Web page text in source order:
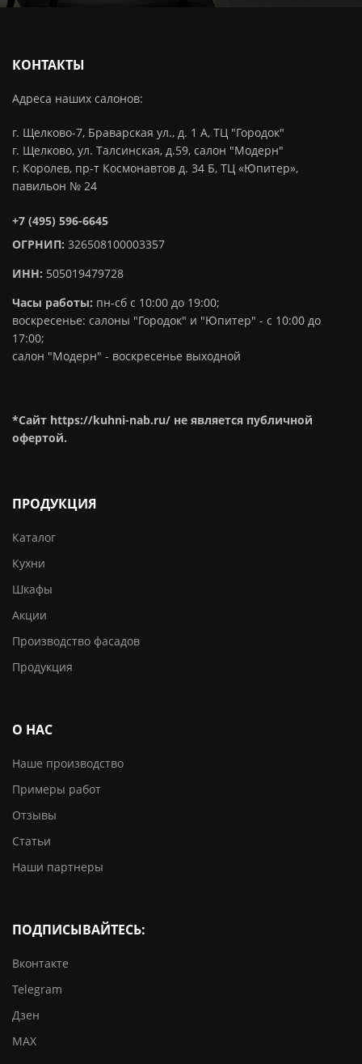
КОНТАКТЫ
Адреса наших салонов:
г. Щелково-7, Браварская ул., д. 1 А, ТЦ "Городок"
г. Щелково, ул. Талсинская, д.59, салон "Модерн"
г. Королев, пр-т Космонавтов д. 34 Б, ТЦ «Юпитер»,
павильон № 24
+7 (495) 596-6645
ОГРНИП: 326508100003357
ИНН: 505019479728
Часы работы: пн-сб с 10:00 до 19:00;
воскресенье: салоны "Городок" и "Юпитер" - с 10:00 до
17:00;
салон "Модерн" - воскресенье выходной
*Сайт https://kuhni-nab.ru/ не является публичной
офертой.
ПРОДУКЦИЯ
Каталог
Кухни
Шкафы
Акции
Производство фасадов
Продукция
О НАС
Наше производство
Примеры работ
Отзывы
Статьи
Наши партнеры
ПОДПИСЫВАЙТЕСЬ:
Вконтакте
Telegram
Дзен
MAX